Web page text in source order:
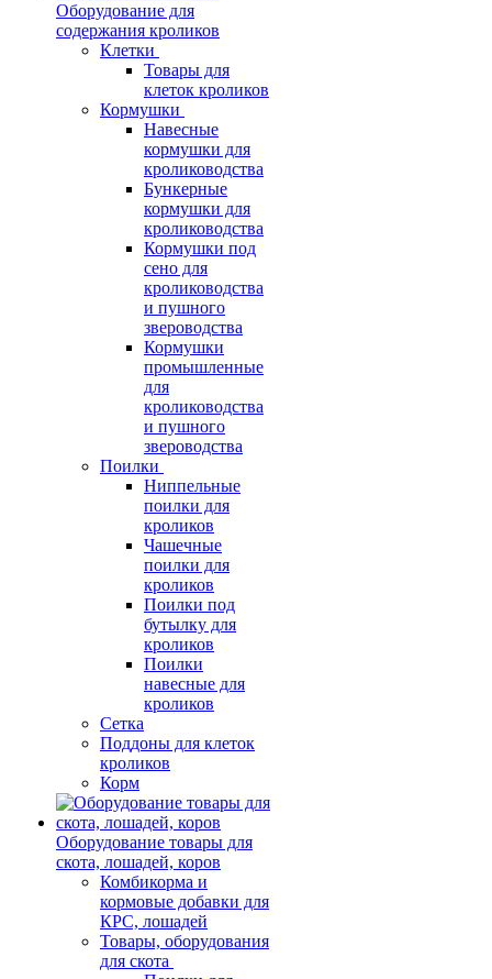
Оборудование для
содержания кроликов
Клетки
Товары для
клеток кроликов
Кормушки
Навесные
кормушки для
кролиководства
Бункерные
кормушки для
кролиководства
Кормушки под
сено для
кролиководства
и пушного
звероводства
Кормушки
промышленные
для
кролиководства
и пушного
звероводства
Поилки
Ниппельные
поилки для
кроликов
Чашечные
поилки для
кроликов
Поилки под
бутылку для
кроликов
Поилки
навесные для
кроликов
Сетка
Поддоны для клеток
кроликов
Корм
Оборудование товары для
скота, лошадей, коров
Комбикорма и
кормовые добавки для
КРС, лошадей
Товары, оборудования
для скота